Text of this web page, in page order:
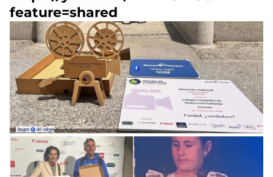
feature=shared